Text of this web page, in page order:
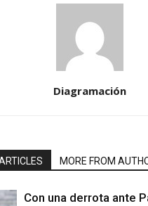
Diagramación
MORE FROM
Con una derrota ante